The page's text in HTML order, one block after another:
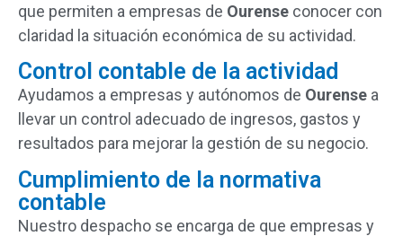
que permiten a empresas de Ourense conocer con
claridad la situación económica de su actividad.
Control contable de la actividad
Ayudamos a empresas y autónomos de Ourense a
llevar un control adecuado de ingresos, gastos y
resultados para mejorar la gestión de su negocio.
Cumplimiento de la normativa
contable
Nuestro despacho se encarga de que empresas y